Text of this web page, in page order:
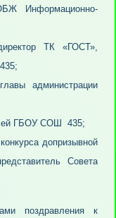
Информационно-
ТК «ГОСТ»,
администрации
ГБОУ СОШ 435;
допризывной
Совета
435.
поздравления к